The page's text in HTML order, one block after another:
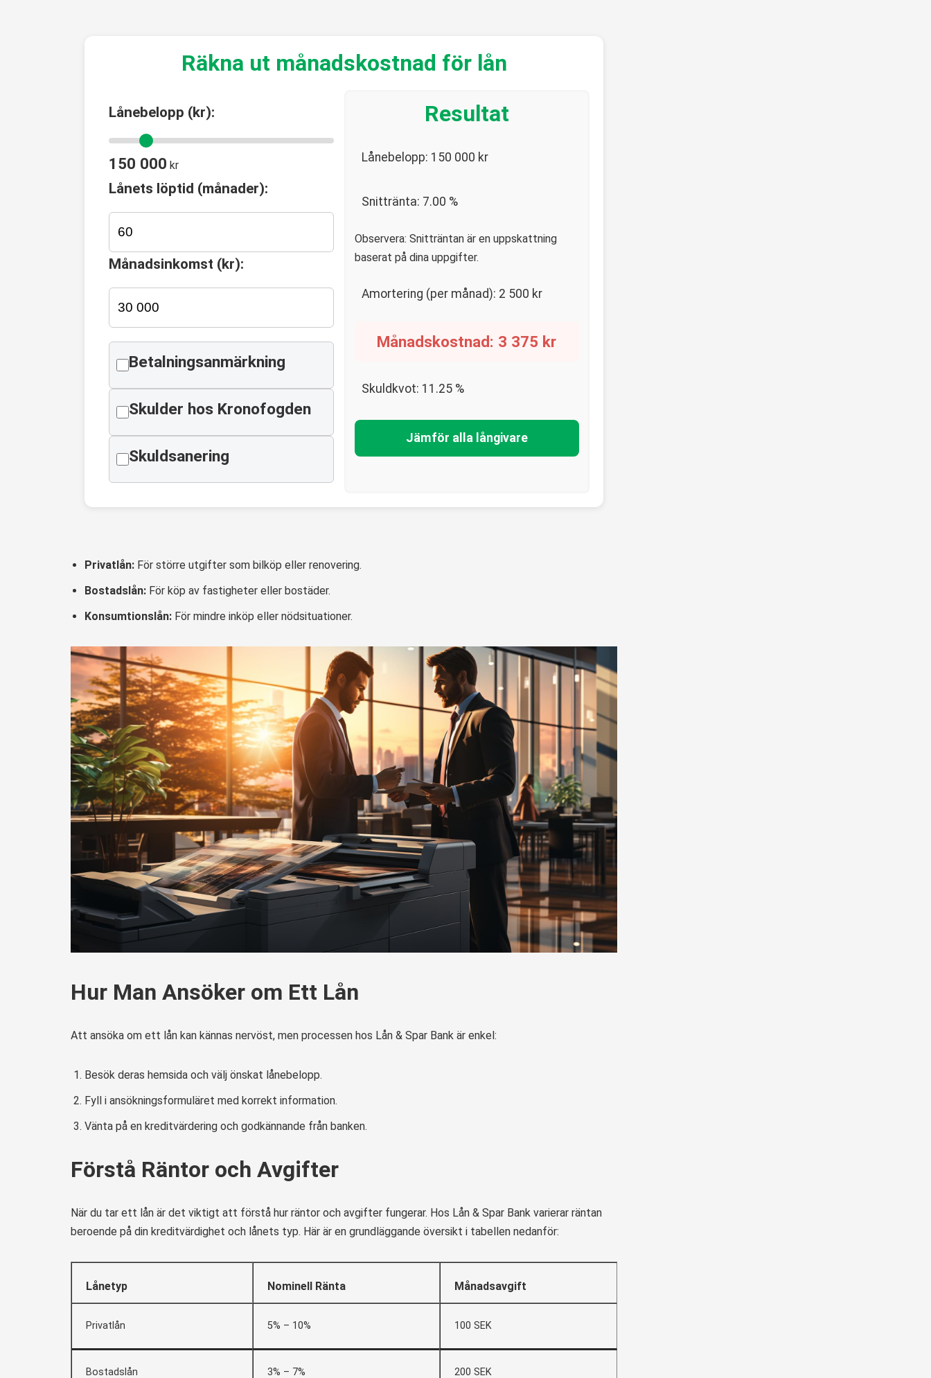
Räkna ut månadskostnad för lån
Lånebelopp (kr):
150 000 kr
Lånets löptid (månader):
Månadsinkomst (kr):
Betalningsanmärkning
Skulder hos Kronofogden
Skuldsanering
Resultat
Lånebelopp: 150 000 kr
Snittränta: 7.00 %
Observera: Snitträntan är en uppskattning
baserat på dina uppgifter.
Amortering (per månad): 2 500 kr
Månadskostnad: 3 375 kr
Skuldkvot: 11.25%
Jämför alla långivare
Privatlån: För större utgifter som bilköp eller renovering.
Bostadslån: För köp av fastigheter eller bostäder.
Konsumtionslån: För mindre inköp eller nödsituationer.
Hur Man Ansöker om Ett Lån
Att ansöka om ett lån kan kännas nervöst, men processen hos Lån & Spar Bank är enkel:
Besök deras hemsida och välj önskat lånebelopp.
Fyll i ansökningsformuläret med korrekt information.
Vänta på en kreditvärdering och godkännande från banken.
Förstå Räntor och Avgifter
När du tar ett lån är det viktigt att förstå hur räntor och avgifter fungerar. Hos Lån & Spar Bank varierar räntan
beroende på din kreditvärdighet och lånets typ. Här är en grundläggande översikt i tabellen nedanför:
Lånetyp Nominell Ränta Månadsavgift
Privatlån 5% – 10% 100 SEK
Bostadslån 3% – 7% 200 SEK